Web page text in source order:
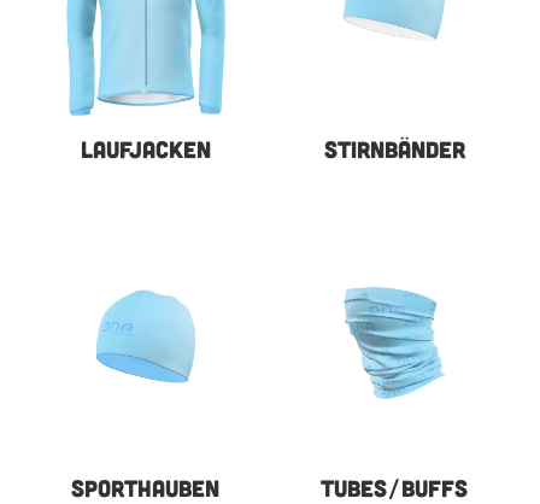
LAUFJACKEN STIRNBÄNDER
SPORTHAUBEN TUBES/BUFFS